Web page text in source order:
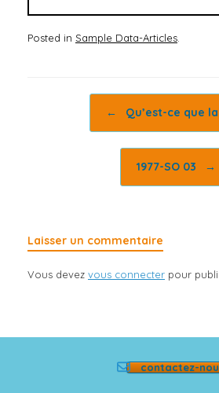
Posted in Sample Data-Articles.
← Qu’est-ce que la
1977-SO 03 →
Laisser un commentaire
Vous devez vous connecter pour
contactez-